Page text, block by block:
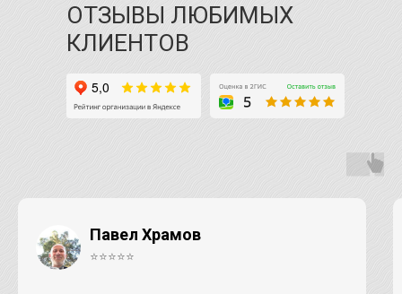
ОТЗЫВЫ ЛЮБИМЫХ
КЛИЕНТОВ
Павел Храмов
⭐⭐⭐⭐⭐